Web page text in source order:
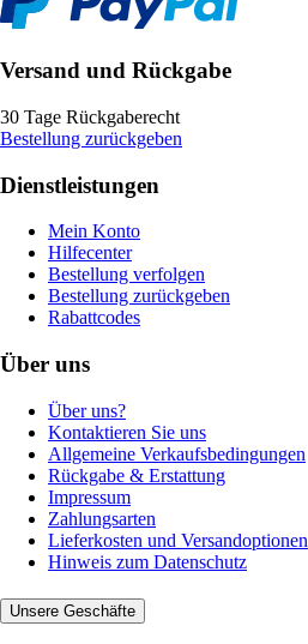
Versand und Rückgabe
30 Tage Rückgaberecht
Bestellung zurückgeben
Dienstleistungen
Mein Konto
Hilfecenter
Bestellung verfolgen
Bestellung zurückgeben
Rabattcodes
Über uns
Über uns?
Kontaktieren Sie uns
Allgemeine Verkaufsbedingungen
Rückgabe & Erstattung
Impressum
Zahlungsarten
Lieferkosten und Versandoptionen
Hinweis zum Datenschutz
Unsere Geschäfte